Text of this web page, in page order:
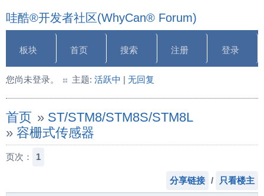
哇酷®开发者社区(WhyCan® Forum)
板块 首页 搜索 注册 登录
您尚未登录。 主题: 活跃中 | 无回复
首页 » ST/STM8/STM8S/STM8L
» 容栅式传感器
页次： 1
分享链接 / 只看楼主